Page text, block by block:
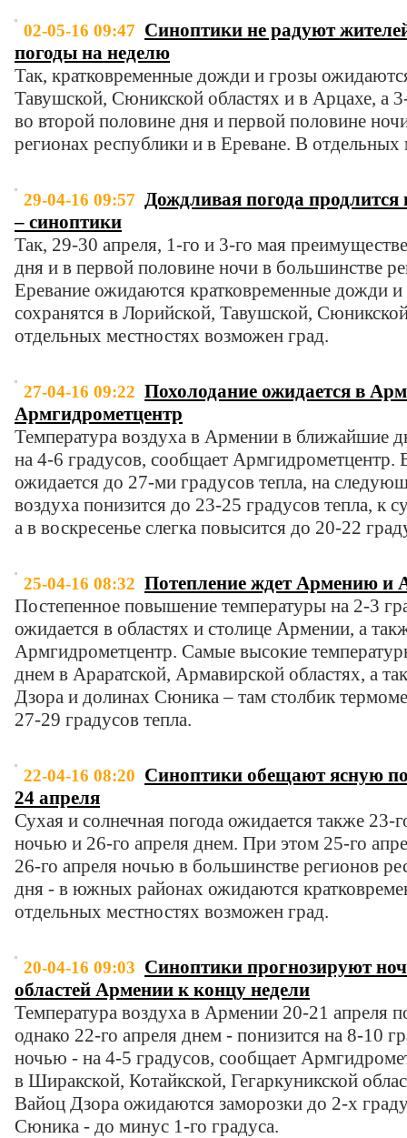
02-05-16 09:47 Синоптики не радуют
погоды на неделю
Так, кратковременные дожди и грозы
Тавушской, Сюникской областях и в Арцахе, а
во второй половине дня и первой половине
регионах республики и в Ереване. В
29-04-16 09:57
Дождливая погода
– синоптики
Так, 29-30 апреля, 1-го и 3-го мая
дня и в первой половине ночи в большинстве
Еревание ожидаются кратковременные дожди
сохранятся в Лорийской, Тавушской,
отдельных местностях возможен град.
27-04-16 09:22 Похолодание ожидается в
Армгидрометцентр
Температура воздуха в Армении в ближайшие
на 4-6 градусов, сообщает Армгидрометцентр.
ожидается до 27-ми градусов тепла, на
воздуха понизится до 23-25 градусов тепла, к
а в воскресенье слегка повысится до 20-22
25-04-16 08:32 Потепление ждет Армению и
Постепенное повышение температуры на 2-3
ожидается в областях и столице Армении, а
Армгидрометцентр. Самые высокие
днем в Араратской, Армавирской областях, а
Дзора и долинах Сюника – там столбик
27-29 градусов тепла.
22-04-16 08:20 Синоптики обещают ясную
24 апреля
Сухая и солнечная погода ожидается также 23-
ночью и 26-го апреля днем. При этом 25-го
26-го апреля ночью в большинстве регионов
дня - в южных районах ожидаются
отдельных местностях возможен град.
20-04-16 09:03 Синоптики прогнозируют
областей Армении к концу недели
Температура воздуха в Армении 20-21 апреля
однако 22-го апреля днем - понизится на 8-10
ночью - на 4-5 градусов, сообщает
в Ширакской, Котайкской, Гегаркуникской
Вайоц Дзора ожидаются заморозки до 2-х
Сюника - до минус 1-го градуса.